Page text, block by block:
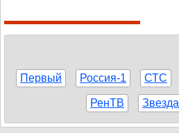
Первый Россия-1 СТС
РенТВ Звезда